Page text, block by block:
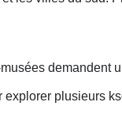
demandent
plusieurs